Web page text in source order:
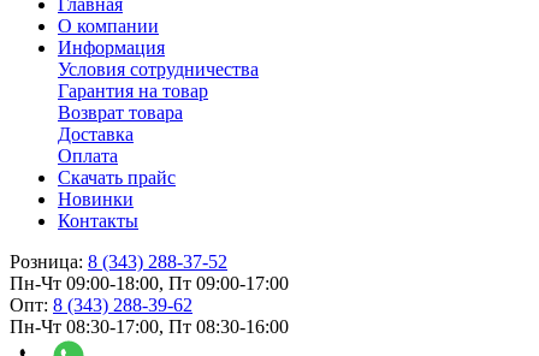
Главная
О компании
Информация
Условия сотрудничества
Гарантия на товар
Возврат товара
Доставка
Оплата
Скачать прайс
Новинки
Контакты
Розница: 8 (343) 288-37-52
Пн-Чт 09:00-18:00, Пт 09:00-17:00
Опт: 8 (343) 288-39-62
Пн-Чт 08:30-17:00, Пт 08:30-16:00